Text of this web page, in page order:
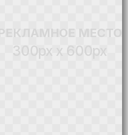
РЕКЛАМНОЕ МЕСТО
300px x 600px